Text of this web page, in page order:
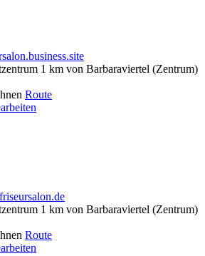
1 km von Barbaraviertel (Zentrum)
Route
1 km von Barbaraviertel (Zentrum)
Route